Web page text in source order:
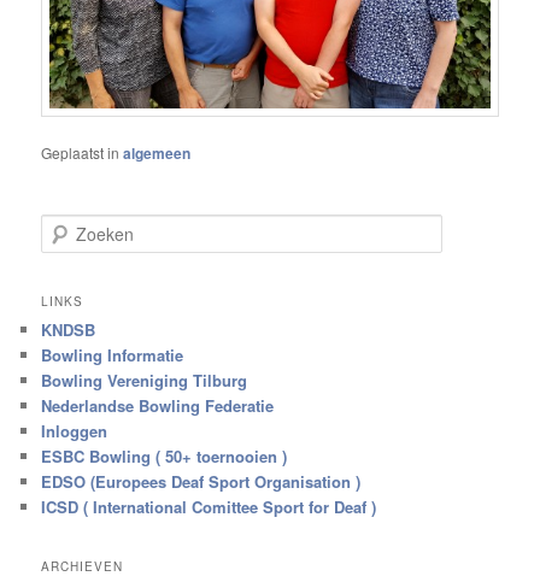
Geplaatst in algemeen
o
k
n
LINKS
KNDSB
Bowling Informatie
Bowling Vereniging Tilburg
Nederlandse Bowling Federatie
Inloggen
ESBC Bowling ( 50+ toernooien )
EDSO (Europees Deaf Sport Organisation )
ICSD ( International Comittee Sport for Deaf )
ARCHIEVEN